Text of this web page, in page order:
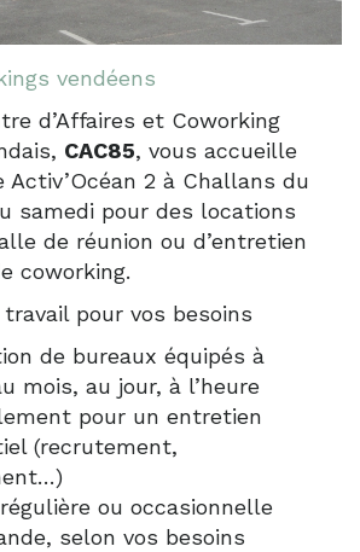
vendéens
d’Affaires et Coworking
CAC85, vous accueille
Activ’Océan 2 à Challans du
samedi pour des locations
de réunion ou d’entretien
coworking.
pour vos besoins
de bureaux équipés à
mois, au jour, à l’heure
pour un entretien
(recrutement,
ou occasionnelle
selon vos besoins